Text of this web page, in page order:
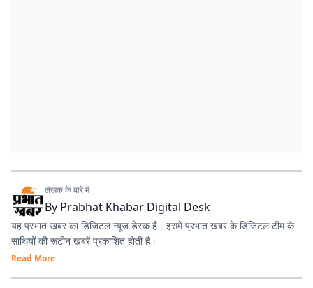
लेखक के बारे में
By Prabhat Khabar Digital Desk
यह प्रभात खबर का डिजिटल न्यूज डेस्क है। इसमें प्रभात खबर के डिजिटल टीम के
साथियों की रूटीन खबरें प्रकाशित होती हैं।
Read More